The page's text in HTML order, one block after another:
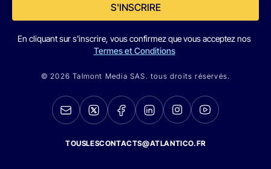
S'INSCRIRE
En cliquant sur s'inscrire, vous confirmez que vous acceptez nos
Termes et Conditions
© 2026 Talmont Media SAS. tous droits réservés.
TOUSLESCONTACTS@ATLANTICO.FR